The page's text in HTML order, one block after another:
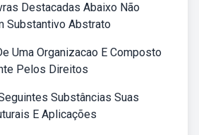
Destacadas Abaixo Não
Substantivo Abstrato
Uma Organizacao E Composto
Pelos Direitos
Substâncias Suas
E Aplicações